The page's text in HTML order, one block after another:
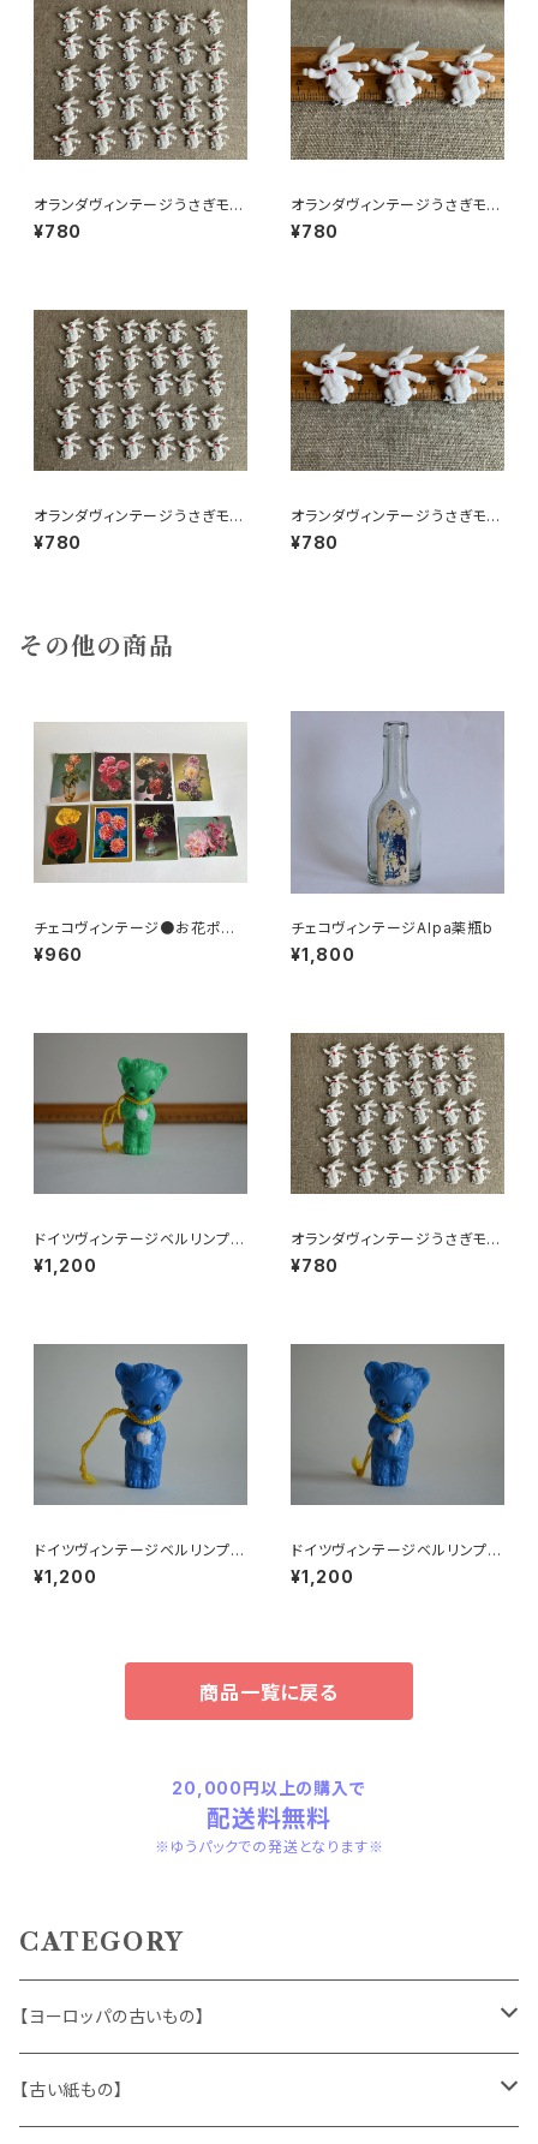
オランダヴィンテージうさぎモチ
ーフプラパーツ30個セットNo15
1
¥780
オランダヴィンテージうさぎモチ
ーフプラパーツ30個セットa5
¥780
オランダヴィンテージうさぎモチ
ーフプラパーツ30個セットc9
¥780
オランダヴィンテージうさぎモチ
ーフプラパーツ30個セットNo6
¥780
その他の商品
チェコヴィンテージ●お花ポスト
カード8枚組
¥960
チェコヴィンテージAlpa薬瓶b
¥1,800
ドイツヴィンテージベルリンプラ
ベア緑176
¥1,200
オランダヴィンテージうさぎモチ
ーフプラパーツ30個セットNo18
6
¥780
ドイツヴィンテージベルリンプラ
ベア青29
¥1,200
ドイツヴィンテージベルリンプラ
ベア青24
¥1,200
商品一覧に戻る
20,000円以上の購入で
配送料無料
※ゆうパックでの発送となります※
CATEGORY
【ヨーロッパの古いもの】
ヴィンテージアクセサリー
【古い紙もの】